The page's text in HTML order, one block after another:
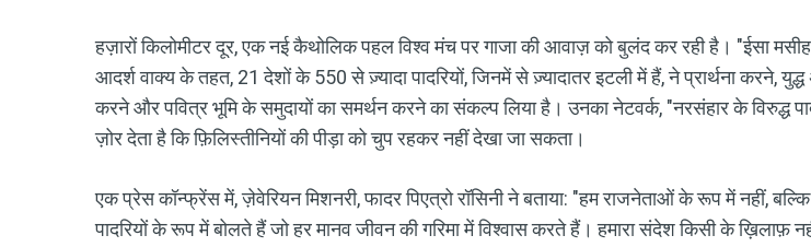
हज़ारों किलोमीटर दूर, एक नई कैथोलिक पहल विश्व मंच पर गाजा की आवाज़ को बुलंद कर रही है। "ईसा
आदर्श वाक्य के तहत, 21 देशों के 550 से ज़्यादा पादरियों, जिनमें से ज़्यादातर इटली में हैं, ने प्रार्थना करने, युद्ध
करने और पवित्र भूमि के समुदायों का समर्थन करने का संकल्प लिया है। उनका नेटवर्क, "नरसंहार के विरुद्ध
ज़ोर देता है कि फ़िलिस्तीनियों की पीड़ा को चुप रहकर नहीं देखा जा सकता।
एक प्रेस कॉन्फ्रेंस में, ज़ेवेरियन मिशनरी, फादर पिएत्रो रॉसिनी ने बताया: "हम राजनेताओं के रूप में नहीं,
पादरियों के रूप में बोलते हैं जो हर मानव जीवन की गरिमा में विश्वास करते हैं। हमारा संदेश किसी के ख़िलाफ़